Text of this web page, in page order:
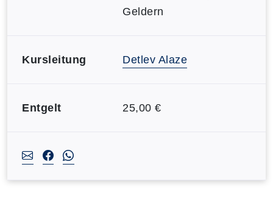
Geldern
Kursleitung Detlev Alaze
Entgelt 25,00 €